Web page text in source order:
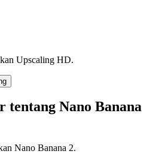
Upscaling HD.
Nano Banana
Nano Banana 2.